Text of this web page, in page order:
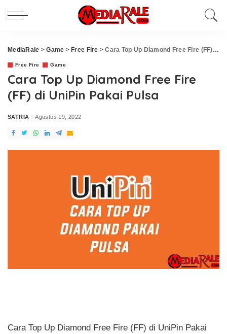
MediaRale >Game > Free Fire >Cara Top Up Diamond Free Fire (FF) di UniPin Pakai Pulsa
Free Fire Game
Cara Top Up Diamond Free Fire
(FF) di UniPin Pakai Pulsa
Posted
SATRIA Agustus 19, 2022
Cara Top Up Diamond Free Fire (FF) di UniPin Pakai